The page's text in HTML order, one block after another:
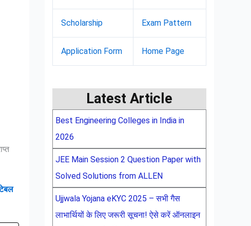
Scholarship Exam Pattern
Application Form Home Page
Latest Article
Best Engineering Colleges in India in
2026
JEE Main Session 2 Question Paper with
Solved Solutions from ALLEN
Ujjwala Yojana eKYC 2025 – सभी गैस
लाभार्थियों के लिए जरूरी सूचना! ऐसे करें ऑनलाइन